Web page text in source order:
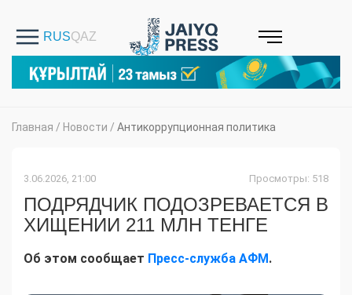
Главная / Новости / Антикоррупционная политика
3.06.2026, 21:00 Просмотры: 518
ПОДРЯДЧИК ПОДОЗРЕВАЕТСЯ В
ХИЩЕНИИ 211 МЛН ТЕНГЕ
Об этом сообщает Пресс-служба АФМ.